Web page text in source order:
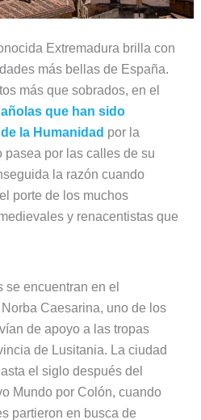
Extremadura brilla con
más bellas de España.
más que sobrados, en el
que han sido
la Humanidad por la
por las calles de su
la razón cuando
porte de los muchos
y renacentistas que
se encuentran en el
Caesarina, uno de los
de apoyo a las tropas
de Lusitania. La ciudad
el siglo después del
Mundo por Colón, cuando
partieron en busca de